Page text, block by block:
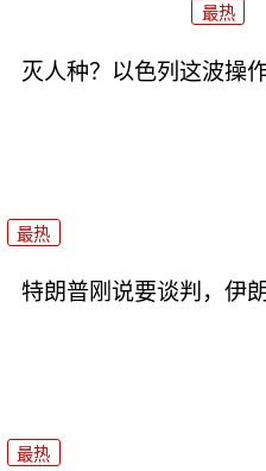
最热
灭人种？以色列这波操
最热
特朗普刚说要谈判，伊
最热